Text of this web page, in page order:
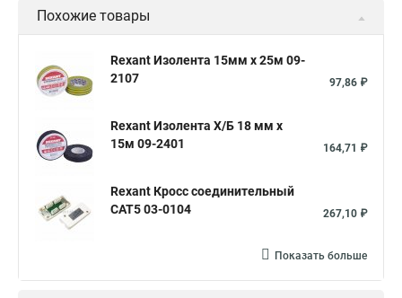
Термоусадочная трубка
Клеевая термоусадочная трубка
Термоусадочная трубка 40
Трубка термоусадочная 20 Набор термоусадок
Термоусадка диаметры
Трубка термоусадочная 8
Похожие товары
Rexant Изолента 15мм х 25м 09-
2107
97,86 ₽
Rexant Изолента Х/Б 18 мм х
15м 09-2401
164,71 ₽
Rexant Кросс соединительный
CAT5 03-0104
267,10 ₽
Показать больше